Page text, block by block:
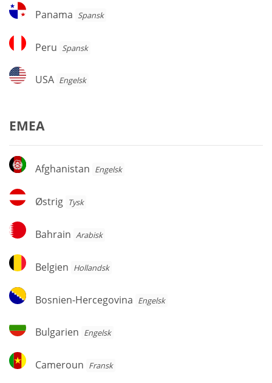
Panama
Panama Spansk
Peru
Peru Spansk
USA
USA Engelsk
EMEA
Afghanistan
Afghanistan Engelsk
Østrig
Østrig Tysk
Bahrain
Bahrain Arabisk
Belgien
Belgien Hollandsk
Bosnien-
Hercegovina
Bosnien-Hercegovina Engelsk
Bulgarien
Bulgarien Engelsk
Cameroun
Cameroun Fransk